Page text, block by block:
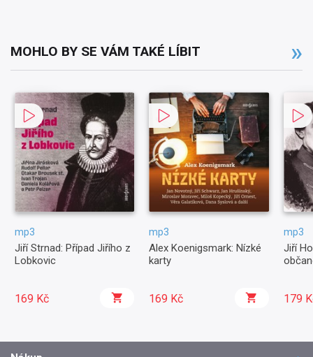
MOHLO BY SE VÁM TAKÉ LÍBIT
mp3
Jiří Strnad: Případ Jiřího z
Lobkovic
169 Kč
mp3
Alex Koenigsmark: Nízké
karty
169 Kč
mp3
Jiří
179